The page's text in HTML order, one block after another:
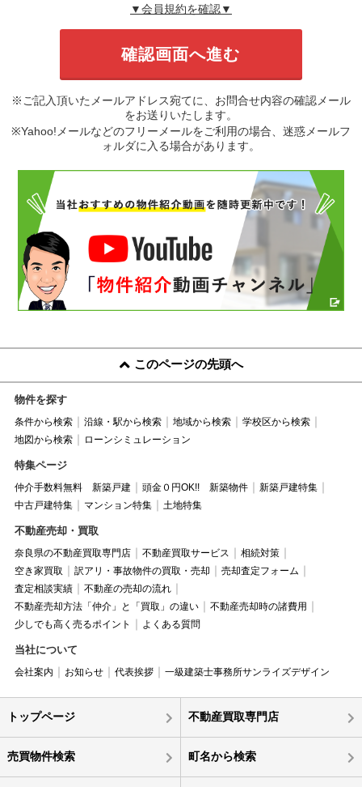
▼会員規約を確認▼
※ご記入頂いたメールアドレス宛てに、お問合せ内容の確認メール
をお送りいたします。
※Yahoo!メールなどのフリーメールをご利用の場合、迷惑メールフ
ォルダに入る場合があります。
このページの先頭へ
物件を探す
条件から検索 沿線・駅から検索 地域から検索
学校区から検索
地図から検索
ローンシミュレーション
特集ページ
仲介手数料無料 新築戸建 頭金０円OK!! 新築物件
新築戸建特集
中古戸建特集
マンション特集 土地特集
不動産売却・買取
奈良県の不動産買取専門店 不動産買取サービス
相続対策
空き家買取
訳アリ・事故物件の買取・売却
売却査定フォーム
査定相談実績
不動産の売却の流れ
不動産売却方法「仲介」と「買取」の違い
不動産売却時の諸費用
少しでも高く売るポイント
よくある質問
当社について
会社案内 お知らせ 代表挨拶 一級建築士事務所サンライズデザイン
トップページ 不動産買取専門店
売買物件検索 町名から検索